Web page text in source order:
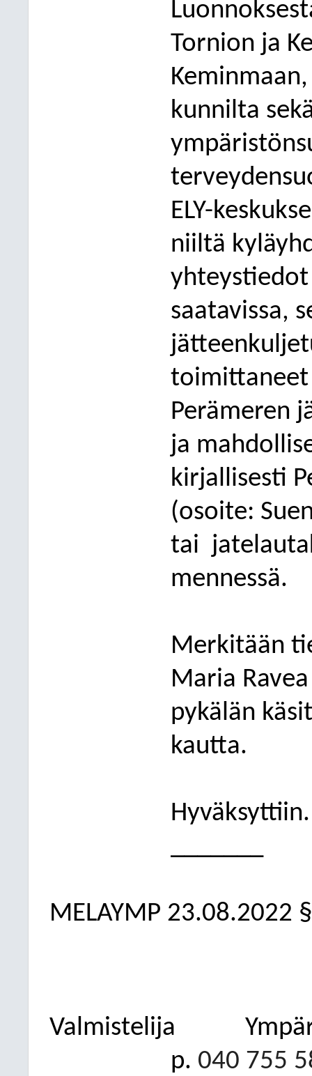
Tornion ja
kunnilta
ELY-
niiltä
saatavissa,
Perämeren
ja
kirjallisesti
(osoite:
tai
mennessä.
Merkitään
Maria
pykälän
kautta.
Hyväksyttiin.
MELAYMP 23.08.2022
Valmistelija
p. 040 755